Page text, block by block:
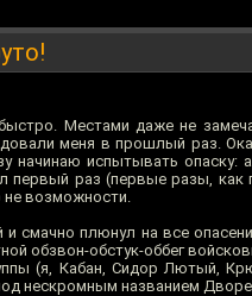
Местами даже не
меня в прошлый раз.
испытывать опаску:
первый раз (первые разы,
не возможности.
смачно плюнул на все
обзвон-обстук-оббег
(я, Кабан, Сидор Лютый,
нескромным названием